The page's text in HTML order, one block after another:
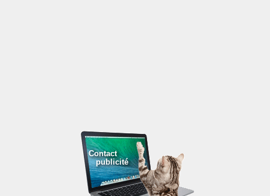
Contact
publicité